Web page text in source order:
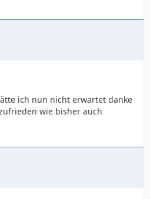
ich nun nicht erwartet danke
wie bisher auch